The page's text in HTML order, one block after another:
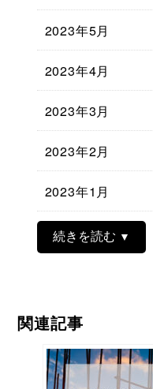
2023年5月
2023年4月
2023年3月
2023年2月
2023年1月
続きを読む
関連記事